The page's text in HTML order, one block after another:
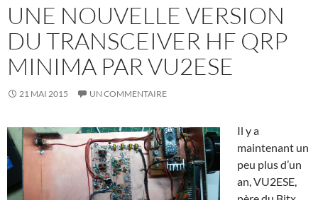
UNE NOUVELLE VERSION
DU TRANSCEIVER HF QRP
MINIMA PAR VU2ESE
21 MAI 2015 UN COMMENTAIRE
Il y a
maintenant un
peu plus d’un
an, VU2ESE,